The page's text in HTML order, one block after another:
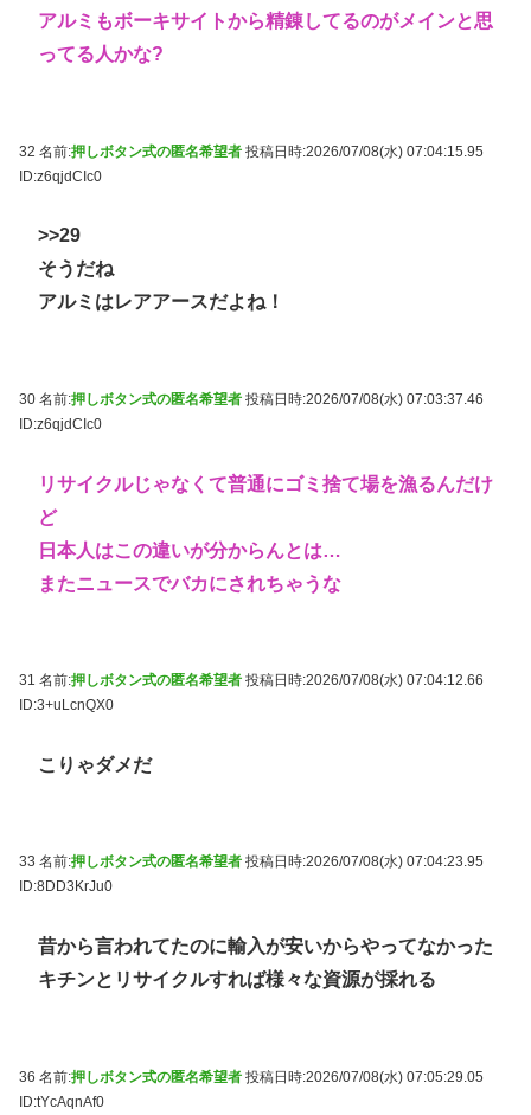
アルミもボーキサイトから精錬してるのがメインと思
ってる人かな?
32 名前:押しボタン式の匿名希望者 投稿日時:2026/07/08(水) 07:04:15.95
ID:z6qjdCIc0
>>29
そうだね
アルミはレアアースだよね！
30 名前:押しボタン式の匿名希望者 投稿日時:2026/07/08(水) 07:03:37.46
ID:z6qjdCIc0
リサイクルじゃなくて普通にゴミ捨て場を漁るんだけ
ど
日本人はこの違いが分からんとは…
またニュースでバカにされちゃうな
31 名前:押しボタン式の匿名希望者 投稿日時:2026/07/08(水) 07:04:12.66
ID:3+uLcnQX0
こりゃダメだ
33 名前:押しボタン式の匿名希望者 投稿日時:2026/07/08(水) 07:04:23.95
ID:8DD3KrJu0
昔から言われてたのに輸入が安いからやってなかった
キチンとリサイクルすれば様々な資源が採れる
36 名前:押しボタン式の匿名希望者 投稿日時:2026/07/08(水) 07:05:29.05
ID:tYcAqnAf0